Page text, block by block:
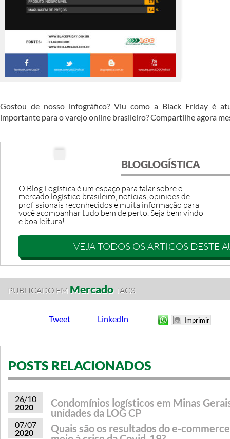
Gostou de nosso infográfico? Viu como a Black Friday é
importante para o varejo online brasileiro? Compartilhe agora
BLOGLOGÍSTICA
O Blog Logística é um espaço para falar sobre o
mercado logístico brasileiro, notícias, opiniões de
profissionais reconhecidos e muita informação para
você acompanhar tudo bem de perto. Seja bem vindo
e boa leitura!
VEJA TODOS OS ARTIGOS DESTE
PUBLICADO EM MercadoTAGS:
Tweet LinkedIn
POSTS RELACIONADOS
26/10
2020
Condomínios logísticos em Minas
unidades da LOG CP
07/07
2020
Quais são os resultados do e-